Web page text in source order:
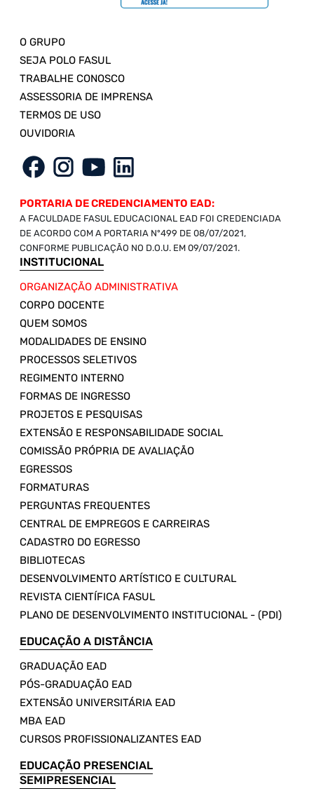
O GRUPO
SEJA POLO FASUL
TRABALHE CONOSCO
ASSESSORIA DE IMPRENSA
TERMOS DE USO
OUVIDORIA
PORTARIA DE CREDENCIAMENTO EAD:
A FACULDADE FASUL EDUCACIONAL EAD FOI CREDENCIADA
DE ACORDO COM A PORTARIA Nº499 DE 08/07/2021,
CONFORME PUBLICAÇÃO NO D.O.U. EM 09/07/2021.
INSTITUCIONAL
ORGANIZAÇÃO ADMINISTRATIVA
CORPO DOCENTE
QUEM SOMOS
MODALIDADES DE ENSINO
PROCESSOS SELETIVOS
REGIMENTO INTERNO
FORMAS DE INGRESSO
PROJETOS E PESQUISAS
EXTENSÃO E RESPONSABILIDADE SOCIAL
COMISSÃO PRÓPRIA DE AVALIAÇÃO
EGRESSOS
FORMATURAS
PERGUNTAS FREQUENTES
CENTRAL DE EMPREGOS E CARREIRAS
CADASTRO DO EGRESSO
BIBLIOTECAS
DESENVOLVIMENTO ARTÍSTICO E CULTURAL
REVISTA CIENTÍFICA FASUL
PLANO DE DESENVOLVIMENTO INSTITUCIONAL - (PDI)
EDUCAÇÃO A DISTÂNCIA
GRADUAÇÃO EAD
PÓS-GRADUAÇÃO EAD
EXTENSÃO UNIVERSITÁRIA EAD
MBA EAD
CURSOS PROFISSIONALIZANTES EAD
EDUCAÇÃO PRESENCIAL
SEMIPRESENCIAL